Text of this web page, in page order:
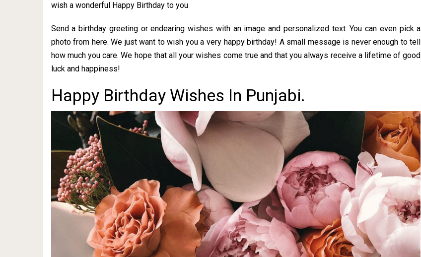
wish a wonderful Happy Birthday to you
Send a birthday greeting or endearing wishes with an image and personalized text. You can even pick a
photo from here. We just want to wish you a very happy birthday! A small message is never enough to tell
how much you care. We hope that all your wishes come true and that you always receive a lifetime of good
luck and happiness!
Happy Birthday Wishes In Punjabi.